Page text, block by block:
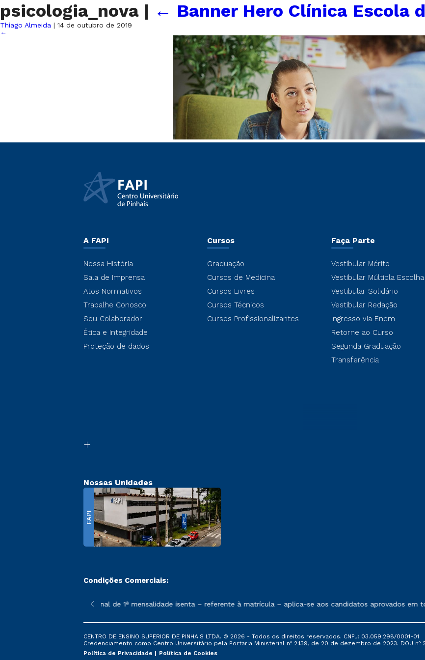
psicologia_nova | ← Banner Hero Clínica Escola
Thiago Almeida | 14 de outubro de 2019
←
A FAPI
Nossa História
Sala de Imprensa
Atos Normativos
Trabalhe Conosco
Sou Colaborador
Ética e Integridade
Proteção de dados
Cursos
Graduação
Cursos de Medicina
Cursos Livres
Cursos Técnicos
Cursos Profissionalizantes
Faça Parte
Vestibular Mérito
Vestibular Múltipla Escolha
Vestibular Solidário
Vestibular Redação
Ingresso via Enem
Retorne ao Curso
Segunda Graduação
Transferência
Nossas Unidades
FAPI
Condições Comerciais:
sofrer alterações nos períodos de rematrícula conforme exposto no contrato de prestação de serviços.
*A condição promocional de 1ª mensalidade isenta – referente à matrícula – aplica-se aos candidatos aprovados em
CENTRO DE ENSINO SUPERIOR DE PINHAIS LTDA. © 2026 - Todos os direitos reservados. CNPJ: 03.059.298/0001-01
Credenciamento como Centro Universitário pela Portaria Ministerial nº 2.139, de 20 de dezembro de 2023. DOU nº
Política de Privacidade
Política de Cookies